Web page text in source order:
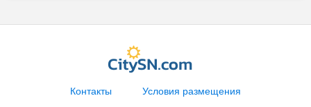
Контакты
Условия размещения